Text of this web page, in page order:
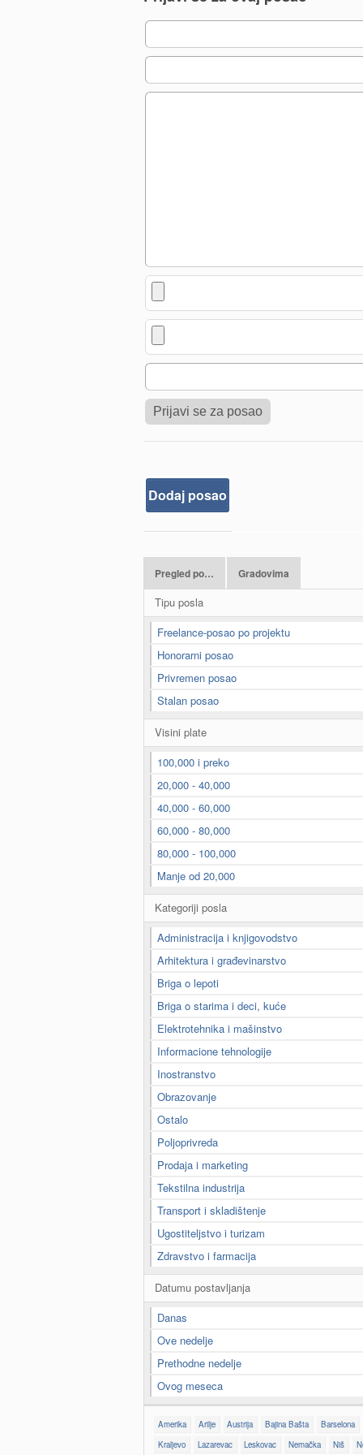
Dodaj posao
Pregled po… Gradovima
Tipu posla
Freelance-posao po projektu
Honorarni posao
Privremen posao
Stalan posao
Visini plate
100,000 i preko
20,000 - 40,000
40,000 - 60,000
60,000 - 80,000
80,000 - 100,000
Manje od 20,000
Kategoriji posla
Administracija i knjigovodstvo
Arhitektura i građevinarstvo
Briga o lepoti
Briga o starima i deci, kuće
Elektrotehnika i mašinstvo
Informacione tehnologije
Inostranstvo
Obrazovanje
Ostalo
Poljoprivreda
Prodaja i marketing
Tekstilna industrija
Transport i skladištenje
Ugostiteljstvo i turizam
Zdravstvo i farmacija
Datumu postavljanja
Danas
Ove nedelje
Prethodne nedelje
Ovog meseca
Amerika Arilje Austrija Bajina Bašta Barselona
Kraljevo
Lazarevac Leskovac Nemačka Niš